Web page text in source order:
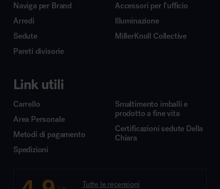
Naviga per Brand
Arredi
Sedute
Pareti divisorie
Accessori per l’ufficio
Illuminazione
MillerKnoll Collective
Link utili
Carrello
Area Personale
Metodi di pagamento
Spedizioni
Smaltimento imballi e
prodotto a fine vita
Certificazioni sedute Della
Chiara
Tutte le recensioni